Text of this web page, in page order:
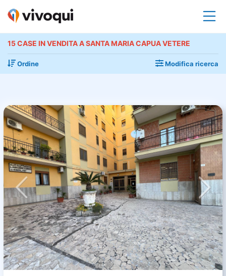
15 CASE IN VENDITA A SANTA MARIA CAPUA VETERE
Ordine Modifica ricerca